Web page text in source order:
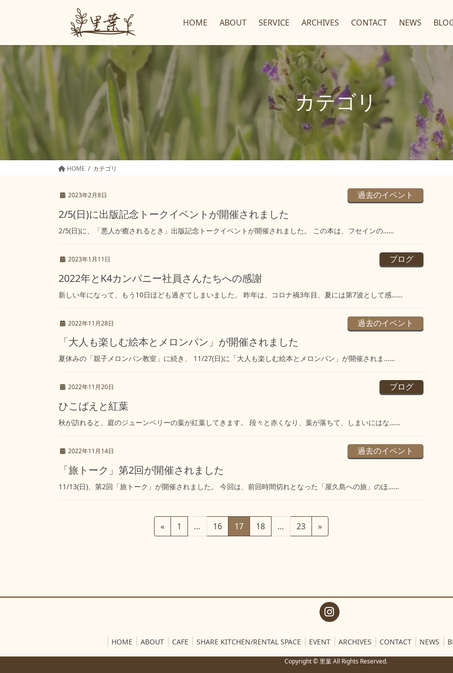
ン
ツ
ス
キ
ー
シ
ン
に
HOME ABOUT SERVICE ARCHIVES CONTACT NEWS
カテゴリ
HOME カテゴリ
2023年2月8日 過去のイベント
2/5(日)に出版記念トークイベントが開催されました
2/5(日)に、「悪人が癒されるとき」出版記念トークイベントが開催されました。 この本は、フセインの……
2023年1月11日 ブログ
2022年とK4カンパニー社員さんたちへの感謝
新しい年になって、もう10日ほども過ぎてしまいました。 昨年は、コロナ禍3年目、夏には第7波として感……
2022年11月28日 過去のイベント
「大人も楽しむ絵本とメロンパン」が開催されました
夏休みの「親子メロンパン教室」に続き、 11/27(日)に「大人も楽しむ絵本とメロンパン」が開催されま……
2022年11月20日 ブログ
ひこばえと紅葉
秋が訪れると、庭のジューンベリーの葉が紅葉してきます。 段々と赤くなり、葉が落ちて、しまいにはな……
2022年11月14日 過去のイベント
「旅トーク」第2回が開催されました
11/13(日)、第2回「旅トーク」が開催されました。 今回は、前回時間切れとなった「屋久島への旅」のほ……
«
固
定
1 …
固
定
16
固
定
17
固
定
18 …
固
定
23 »
HOME ABOUT CAFE SHARE KITCHEN/RENTAL SPACE EVENT ARCHIVES CONTACT NEWS
Copyright © 里葉 All Rights Reserved.